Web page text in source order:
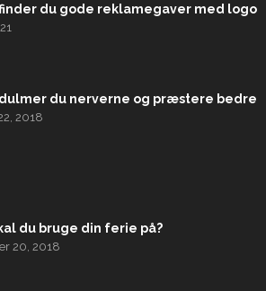
du gode reklamegaver med logo
du nerverne og præstere bedre
2018
du bruge din ferie på?
20, 2018